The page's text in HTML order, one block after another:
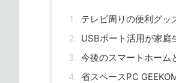
テレビ周りの便利グッ
USBポート活用が家庭
今後のスマートホーム
省スペースPC